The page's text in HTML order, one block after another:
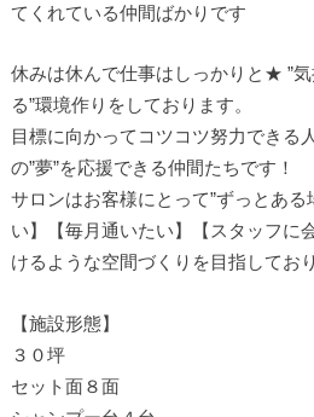
てくれている仲間ばかりです
休みは休んで仕事はしっかりと★ ”気
る”環境作りをしております。
目標に向かってコツコツ努力できる
の”夢”を応援できる仲間たちです！
サロンはお客様にとって”ずっとある
い】【毎月通いたい】【スタッフに
けるような空間づくりを目指してお
【施設形態】
３０坪
セット面８面